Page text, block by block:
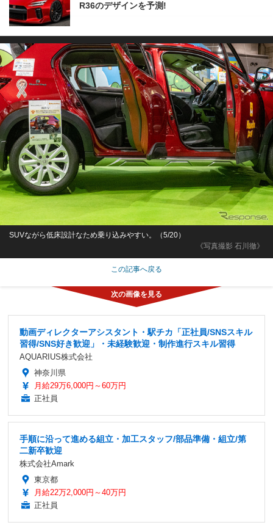
R36のデザインを予測!
《写真撮影 石川徹》
SUVながら低床設計なため乗り込みやすい。（5/20）
この記事へ戻る
動画ディレクターアシスタント・駅チカ「正社員/SNSスキル
習得/SNS好き歓迎」・未経験歓迎・制作進行スキル習得
AQUARIUS株式会社
神奈川県
月給29万6,000円～60万円
正社員
手順に沿って進める組立・加工スタッフ/部品準備・組立/第
二新卒歓迎
株式会社Amark
東京都
月給22万2,000円～40万円
正社員